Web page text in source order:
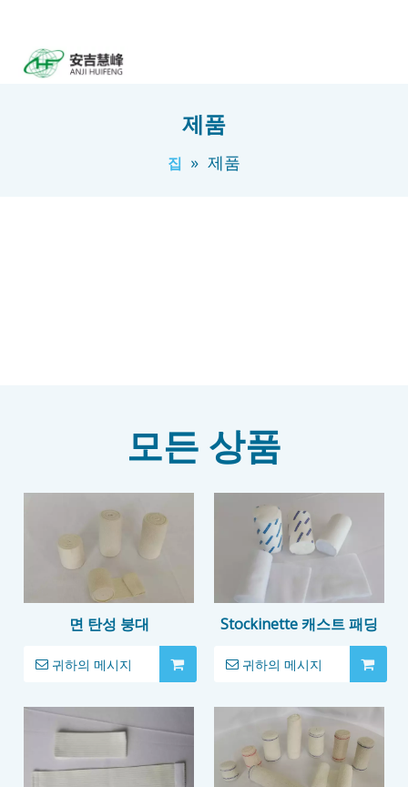
제품
집 » 제품
모든 상품
면 탄성 붕대
귀하의 메시지
Stockinette 캐스트 패딩
귀하의 메시지